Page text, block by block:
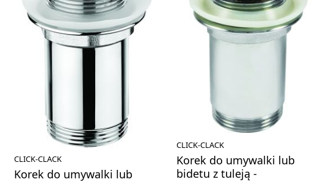
CLICK-CLACK
Korek do umywalki lub
CLICK-CLACK
Korek do umywalki lub
bidetu z tuleją -